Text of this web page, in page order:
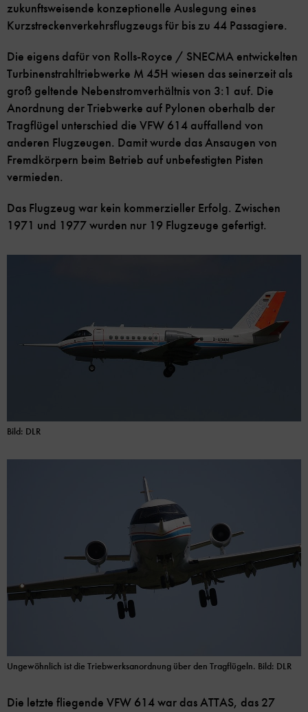
Bild: DLR
Ungewöhnlich ist die Triebwerksanordnung über den Tragflügeln. Bild: DLR
zukunftsweisende konzeptionelle Auslegung eines
Kurzstreckenverkehrsflugzeugs für bis zu 44 Passagiere.
Die eigens dafür von Rolls-Royce / SNECMA entwickelten
Turbinenstrahltriebwerke M 45H wiesen das seinerzeit als
groß geltende Nebenstromverhältnis von 3:1 auf. Die
Anordnung der Triebwerke auf Pylonen oberhalb der
Tragflügel unterschied die VFW 614 auffallend von
anderen Flugzeugen. Damit wurde das Ansaugen von
Fremdkörpern beim Betrieb auf unbefestigten Pisten
vermieden.
Das Flugzeug war kein kommerzieller Erfolg. Zwischen
1971 und 1977 wurden nur 19 Flugzeuge gefertigt.
Die letzte fliegende VFW 614 war das ATTAS, das 27